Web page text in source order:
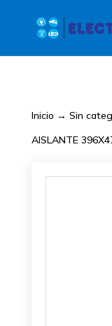
Inicio → Sin
AISLANTE